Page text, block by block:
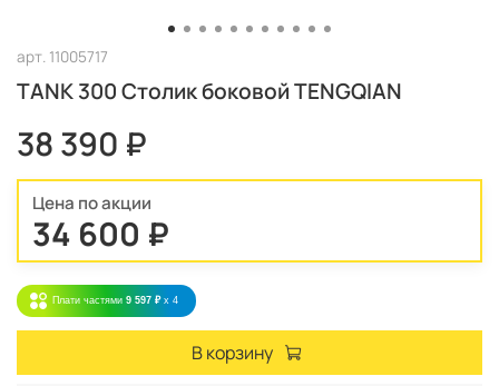
арт. 11005717
TANK 300 Столик боковой TENGQIAN
38 390 ₽
Цена по акции
34 600 ₽
Плати частями 9 597 ₽ x 4
В корзину